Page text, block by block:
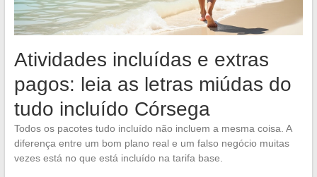
Atividades incluídas e extras
pagos: leia as letras miúdas do
tudo incluído Córsega
Todos os pacotes tudo incluído não incluem a mesma coisa. A
diferença entre um bom plano real e um falso negócio muitas
vezes está no que está incluído na tarifa base.